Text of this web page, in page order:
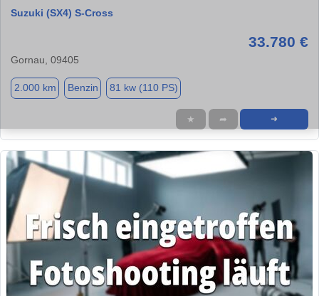
Suzuki (SX4) S-Cross
33.780 €
Gornau, 09405
2.000 km Benzin 81 kw (110 PS)
★ ➦ ➜